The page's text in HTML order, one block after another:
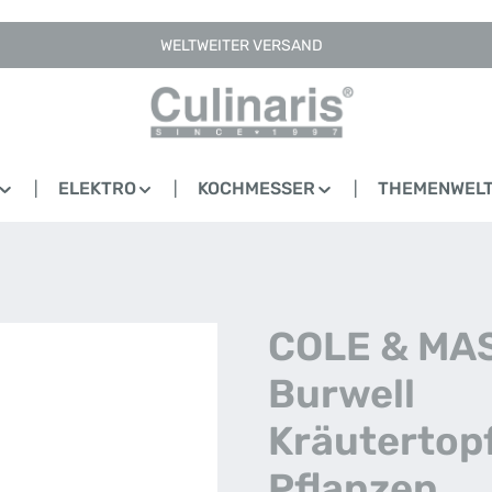
WELTWEITER VERSAND
ELEKTRO KOCHMESSER
COLE &
Burwell